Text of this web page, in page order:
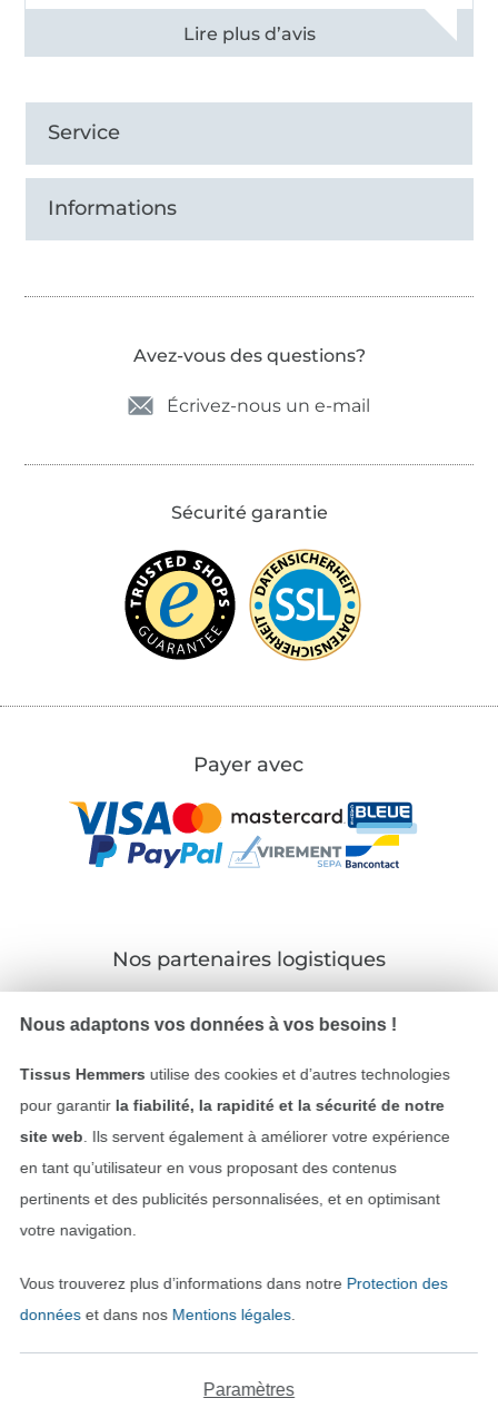
Voir tous les 11498 commentaires
Service
Informations
Avez-vous des questions?
Écrivez-nous un e-mail
Sécurité garantie
Payer avec
Nos partenaires logistiques
Mentions légales
CGV
Droit de rétractation
Passer à la boutique allemande
Nous adaptons vos données à vos besoins !
Tissus Hemmers utilise des cookies et d’autres technologies
pour garantir la fiabilité, la rapidité et la sécurité de notre
site web . Ils servent également à améliorer votre expérience
en tant qu’utilisateur en vous proposant des contenus
pertinents et des publicités personnalisées, et en optimisant
votre navigation.
Vous trouverez plus d’informations dans notre Protection des
donnéeset dans nos Mentions légales.
Paramètres